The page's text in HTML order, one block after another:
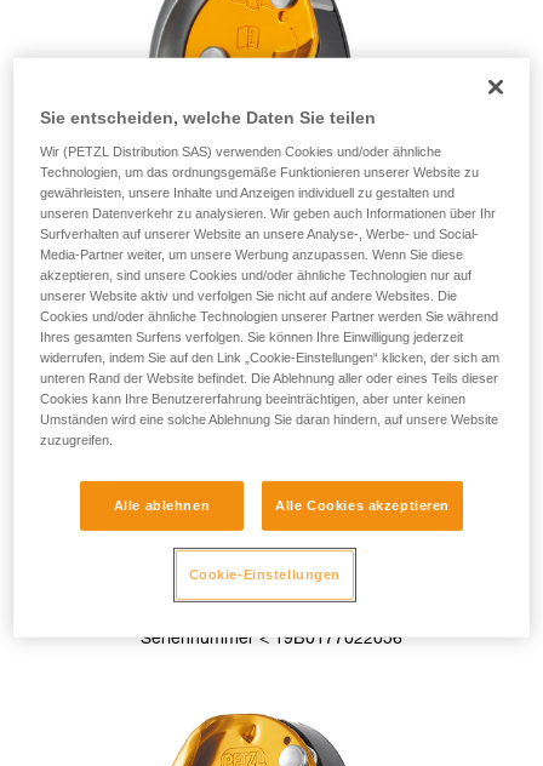
verbundenen Techniken. Möglicherweise gibt es
noch andere Techniken, die hier nicht
beschrieben werden.
I’D S < 2019
Seriennummer < 19B0177022056
Sie entscheiden, welche Daten Sie teilen
Wir (PETZL Distribution SAS) verwenden Cookies und/oder ähnliche
Technologien, um das ordnungsgemäße Funktionieren unserer Website zu
gewährleisten, unsere Inhalte und Anzeigen individuell zu gestalten und
unseren Datenverkehr zu analysieren. Wir geben auch Informationen über Ihr
Surfverhalten auf unserer Website an unsere Analyse-, Werbe- und Social-
Media-Partner weiter, um unsere Werbung anzupassen. Wenn Sie diese
akzeptieren, sind unsere Cookies und/oder ähnliche Technologien nur auf
unserer Website aktiv und verfolgen Sie nicht auf andere Websites. Die
Cookies und/oder ähnliche Technologien unserer Partner werden Sie während
Ihres gesamten Surfens verfolgen. Sie können Ihre Einwilligung jederzeit
widerrufen, indem Sie auf den Link „Cookie-Einstellungen“ klicken, der sich am
unteren Rand der Website befindet. Die Ablehnung aller oder eines Teils dieser
Cookies kann Ihre Benutzererfahrung beeinträchtigen, aber unter keinen
Umständen wird eine solche Ablehnung Sie daran hindern, auf unsere Website
zuzugreifen.
Alle ablehnen Alle Cookies akzeptieren
Cookie-Einstellungen